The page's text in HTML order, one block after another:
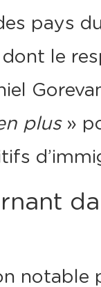
pays
le
plus»